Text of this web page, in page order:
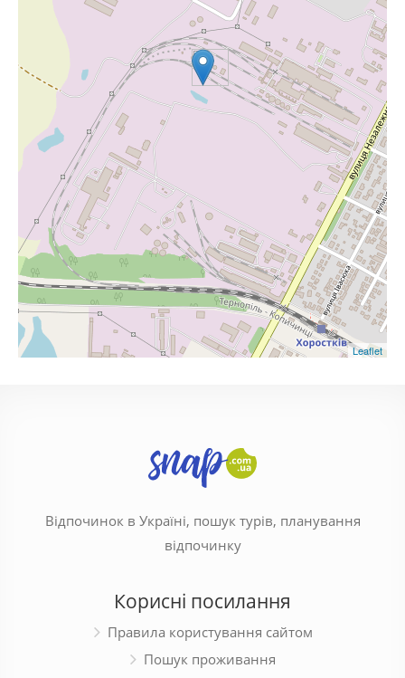
Leaflet
Відпочинок в Україні, пошук турів, планування
відпочинку
Корисні посилання
Правила користування сайтом
Пошук проживання